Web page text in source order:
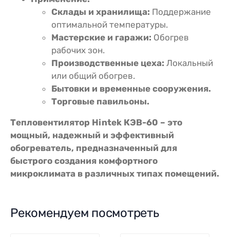
Склады и хранилища: Поддержание
оптимальной температуры.
Мастерские и гаражи: Обогрев
рабочих зон.
Производственные цеха: Локальный
или общий обогрев.
Бытовки и временные сооружения.
Торговые павильоны.
Тепловентилятор Hintek КЭВ-60 – это
мощный, надежный и эффективный
обогреватель, предназначенный для
быстрого создания комфортного
микроклимата в различных типах помещений.
Рекомендуем посмотреть